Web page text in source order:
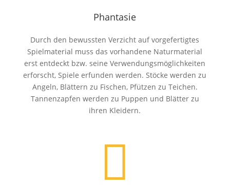
Phantasie
Durch den bewussten Verzicht auf vorgefertigtes
Spielmaterial muss das vorhandene Naturmaterial
erst entdeckt bzw. seine Verwendungsmöglichkeiten
erforscht, Spiele erfunden werden. Stöcke werden zu
Angeln, Blättern zu Fischen, Pfützen zu Teichen.
Tannenzapfen werden zu Puppen und Blätter zu
ihren Kleidern.
